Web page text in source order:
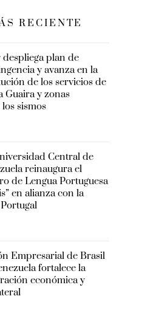
RECIENTE
plan de
y avanza en la
de los servicios de
Guaira y zonas
sismos
Central de
reinaugura el
de Lengua Portuguesa
en alianza con la
Empresarial de Brasil
fortalece la
económica y